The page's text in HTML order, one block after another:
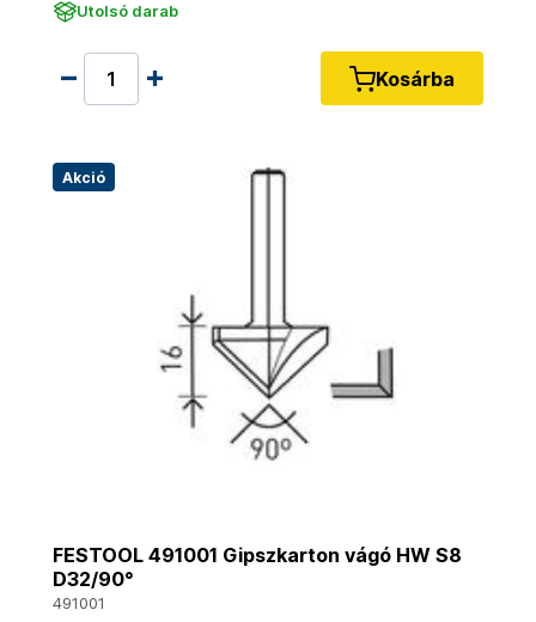
Utolsó darab
Kosárba
Akció
FESTOOL 491001 Gipszkarton vágó HW S8
D32/90°
491001